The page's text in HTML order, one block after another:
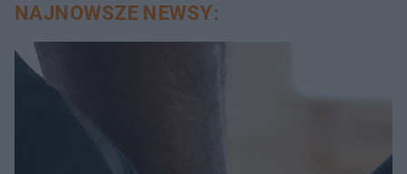
NAJNOWSZE NEWSY: